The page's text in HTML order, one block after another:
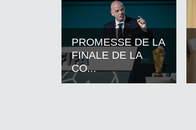
PROMESSE DE LA
FINALE DE LA
CO...